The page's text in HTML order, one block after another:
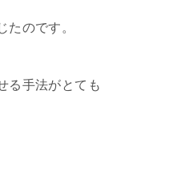
たのです。
る手法がとても